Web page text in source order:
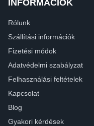
INFORMÁCIÓK
Rólunk
Szállítási információk
Fizetési módok
Adatvédelmi szabályzat
Felhasználási feltételek
Kapcsolat
Blog
Gyakori kérdések